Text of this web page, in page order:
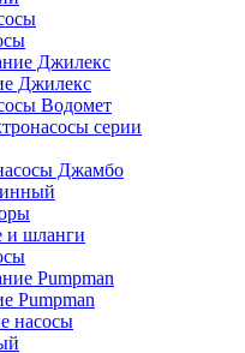
Джилекс
Водомет
серии
Джамбо
и шланги
Pumpman
насосы